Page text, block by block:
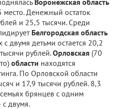
Воронежская область
место. Денежный остаток
и 25,5 тысячи. Среди
Белгородская область
с двумя детьми остается 20,2
рублей.Орловская (70
области находятся
По Орловской области
и 17,9 тысячи рублей. 8,3
брянцев с одним
двумя.